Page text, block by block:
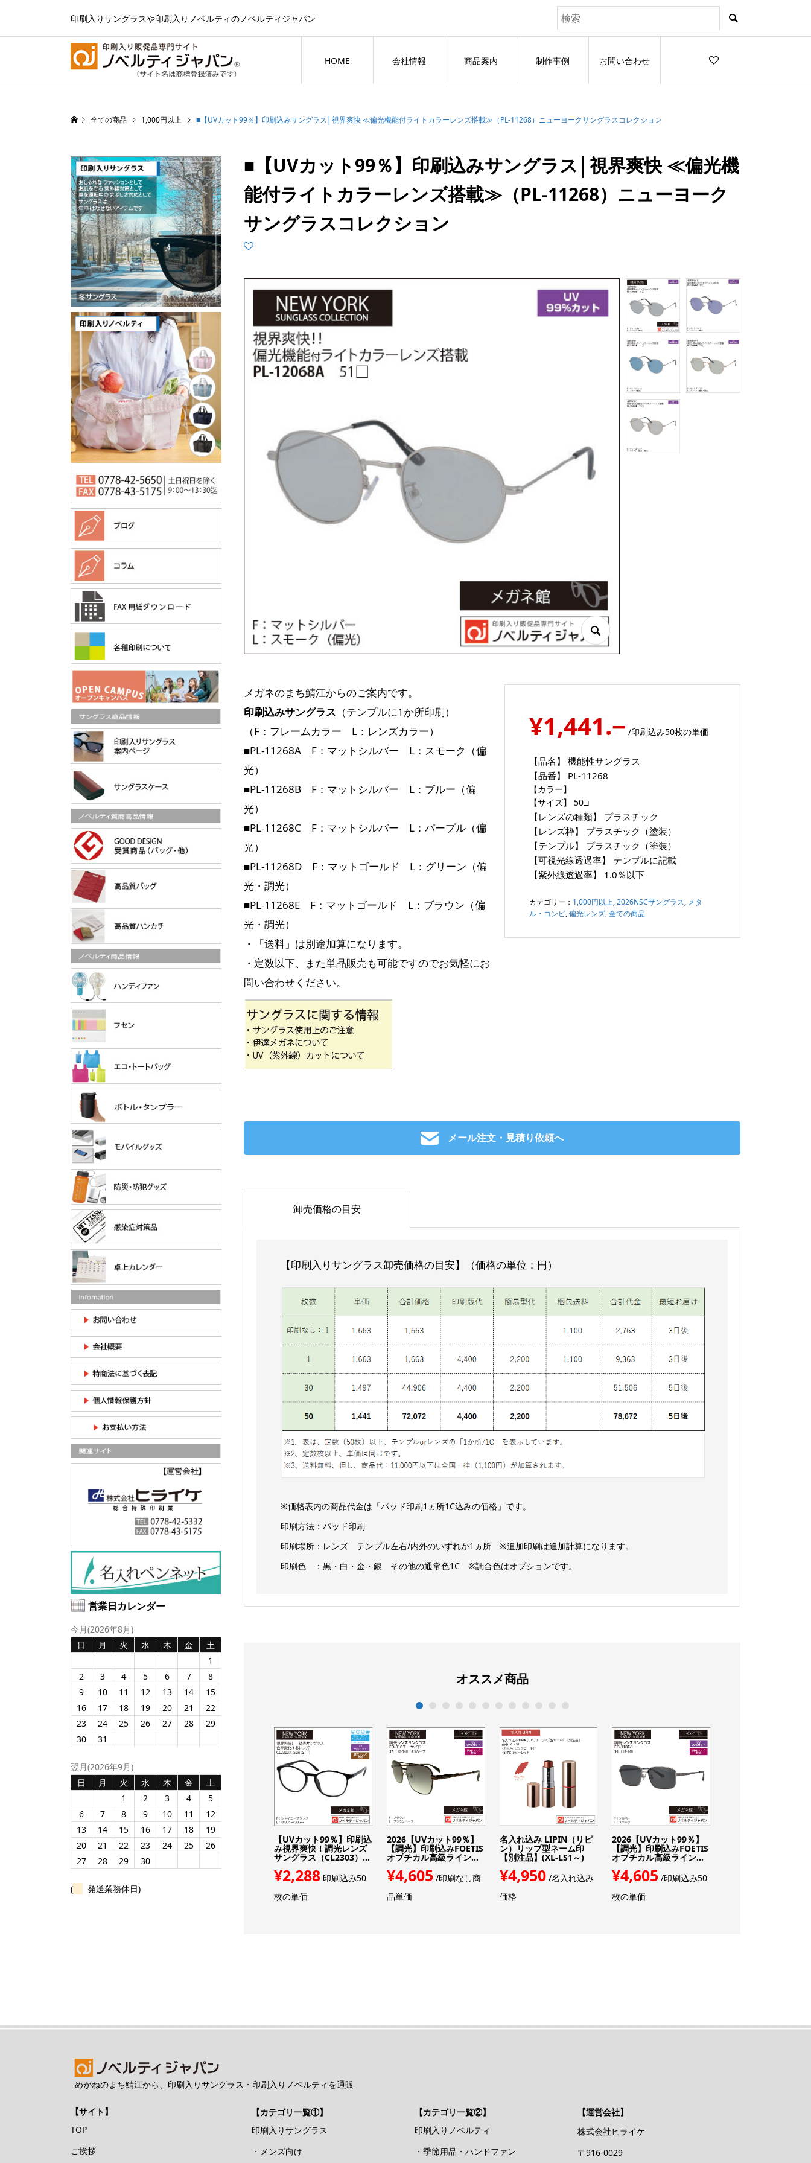
印刷入りサングラスや印刷入りノベルティのノベルティジャパン
HOME 会社情報 商品案内 制作事例 お問い合わせ
全ての商品 1,000円以上 ■【UVカット99％】印刷込みサングラス│視界爽快 ≪偏光機能付ライトカラーレンズ搭載≫（PL-11268）ニューヨークサングラスコレクション
■【UVカット99％】印刷込みサングラス│視界爽快 ≪偏光機
能付ライトカラーレンズ搭載≫（PL-11268）ニューヨーク
サングラスコレクション
メガネのまち鯖江からのご案内です。
印刷込みサングラス （テンプルに1か所印刷）
（F：フレームカラー L：レンズカラー）
■PL-11268A F：マットシルバー L：スモーク（偏
光）
■PL-11268B F：マットシルバー L：ブルー（偏
光）
■PL-11268C F：マットシルバー L：パープル（偏
光）
■PL-11268D F：マットゴールド L：グリーン（偏
光・調光）
■PL-11268E F：マットゴールド L：ブラウン（偏
光・調光）
・「送料」は別途加算になります。
・定数以下、また単品販売も可能ですのでお気軽にお
問い合わせください。
¥1,441.− /印刷込み50枚の単価
【品名】
機能性サングラス
【品番】
PL-11268
【カラー】
【サイズ】
50□
【レンズの種類】
プラスチック
【レンズ枠】
プラスチック（塗装）
【テンプル】
プラスチック（塗装）
【可視光線透過率】
テンプルに記載
【紫外線透過率】
1.0％以下
カテゴリー： 1,000円以上,2026NSCサングラス, メタ
ル・コンビ,偏光レンズ,全ての商品
メール注文・見積り依頼へ
卸売価格の目安
【印刷入りサングラス卸売価格の目安】（価格の単位：円）
※価格表内の商品代金は「パッド印刷1ヵ所1C込みの価格」です。
印刷方法：パッド印刷
印刷場所：レンズ テンプル左右/内外のいずれか1ヵ所 ※追加印刷は追加計算になります。
印刷色 ：黒・白・金・銀 その他の通常色1C ※調合色はオプションです。
オススメ商品
COB3フェイスランタン
（TS-1332）
¥1,59550個の商品
印刷入りサングラスケー
ス（HY-6063）バネ開閉
式
¥770
【UVカット99％】印刷込
み視界爽快！調光レンズ
サングラス（CL2303）...
¥2,288 印刷込み50
枚の単価
2026【UVカット99％】
【調光】印刷込みFOETIS
オプチカル高級ライン...
¥4,605/印刷なし商
品単価
名入れ込み LIPIN（リピ
ン）リップ型ネーム印
【別注品】(XL-LS1～)
¥4,950/名入れ込み
価格
2026【UVカット99％】
【調光】印刷込みFOETIS
オプチカル高級ライン...
¥4,605 /印刷込み50
枚の単価
1 2 3 4 5 6 7 8 9 10 11 12
営業日カレンダー
今月(2026年8月)
日
月 火 水 木 金
土
1
2
3 4 5 6 7
8
9
10 11 12 13 14
15
16
17 18 19 20 21
22
23
24 25 26 27 28
29
30
31
翌月(2026年9月)
日
月 火 水 木 金
土
1
2 3 4
5
6
7 8 9 10 11
12
13
14 15 16 17 18
19
20
21 22 23 24 25
26
27
28 29 30
( 発送業務休日)
めがねのまち鯖江から、印刷入りサングラス・印刷入りノベルティを通販
【サイト】
TOP
ご挨拶
【カテゴリ一覧①】
印刷入りサングラス
・メンズ向け
【カテゴリ一覧②】
印刷入りノベルティ
・季節用品・ハンドファン
【運営会社】
株式会社ヒライケ
〒916-0029